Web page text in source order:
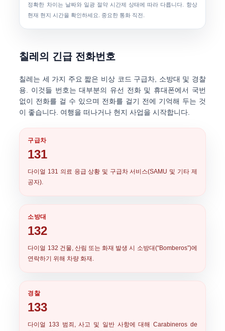
정확한 차이는 날짜와 일광 절약 시간제 상태에 따라 다릅니다. 항상
현재 현지 시간을 확인하세요. 중요한 통화 직전.
칠레의 긴급 전화번호
칠레는 세 가지 주요 짧은 비상 코드 구급차, 소방대 및 경찰
용. 이것들 번호는 대부분의 유선 전화 및 휴대폰에서 국번
없이 전화를 걸 수 있으며 전화를 걸기 전에 기억해 두는 것
이 좋습니다. 여행을 떠나거나 현지 사업을 시작합니다.
구급차
131
다이얼 131 의료 응급 상황 및 구급차 서비스(SAMU 및 기타 제
공자).
소방대
132
다이얼 132 건물, 산림 또는 화재 발생 시 소방대(“Bomberos”)에
연락하기 위해 차량 화재.
경찰
133
다이얼 133 범죄, 사고 및 일반 사항에 대해 Carabineros de